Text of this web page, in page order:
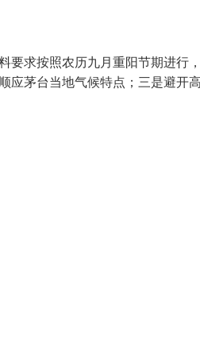
求按照农历九月重阳节期进行
茅台当地气候特点；三是避开